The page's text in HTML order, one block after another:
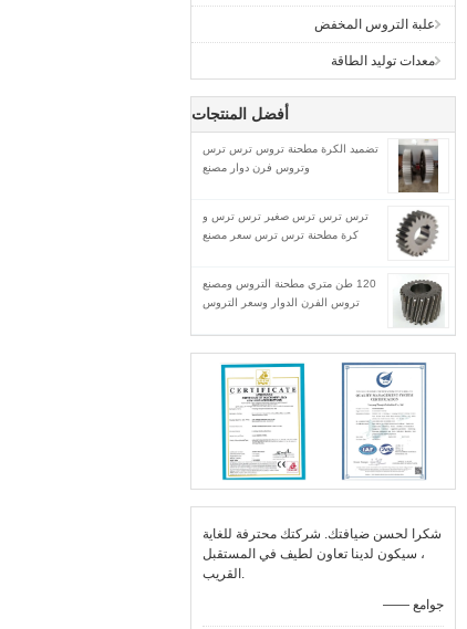
علبة التروس المخفض
معدات توليد الطاقة
أفضل المنتجات
تضميد الكرة مطحنة تروس ترس ترس
وتروس فرن دوار مصنع
ترس ترس ترس صغير ترس ترس و
كرة مطحنة ترس ترس سعر مصنع
120 طن متري مطحنة التروس ومصنع
تروس الفرن الدوار وسعر التروس
شكرا لحسن ضيافتك. شركتك محترفة للغاية
، سيكون لدينا تعاون لطيف في المستقبل
القريب.
—— جوامع